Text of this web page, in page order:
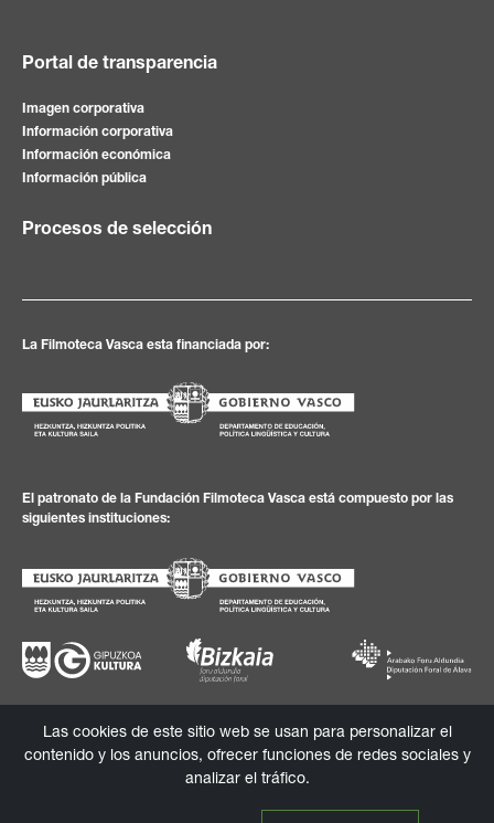
Portal de transparencia
Imagen corporativa
Información corporativa
Información económica
Información pública
Procesos de selección
La Filmoteca Vasca esta financiada por:
El patronato de la Fundación Filmoteca Vasca está compuesto por las
siguientes instituciones:
Política de
Textos
legales
Política de
cookies
Canal de
© 2026 Fundación Filmoteca Vasca
Las cookies de este sitio web se usan para personalizar el
contenido y los anuncios, ofrecer funciones de redes sociales y
analizar el tráfico.